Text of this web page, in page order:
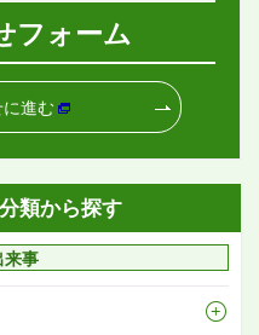
フォーム
進む
類から探す
来事